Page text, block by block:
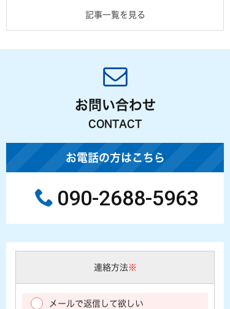
記事一覧を見る
お問い合わせ
CONTACT
お電話の方はこちら
090-2688-5963
連絡方法※
メールで返信して欲しい